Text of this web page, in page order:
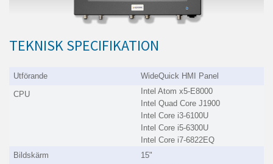
TEKNISK SPECIFIKATION
Utförande
WideQuick HMI Panel
CPU
Intel Atom x5-E8000
Intel Quad Core J1900
Intel Core i3-6100U
Intel Core i5-6300U
Intel Core i7-6822EQ
Bildskärm
15"